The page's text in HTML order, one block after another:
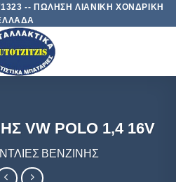
-- ΠΩΛΗΣΗ ΛΙΑΝΙΚΗ ΧΟΝΔΡΙΚΗ
VW POLO 1,4 16V
ΒΕΝΖΙΝΗΣ